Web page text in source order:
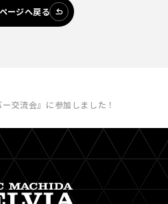
ージへ戻る
交流会』に参加しました！